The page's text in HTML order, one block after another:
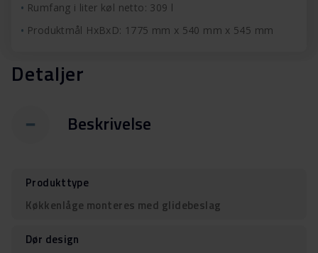
Rumfang i liter køl netto: 309 l
Produktmål HxBxD: 1775 mm x 540 mm x 545 mm
Detaljer
Beskrivelse
Produkttype
Køkkenlåge monteres med glidebeslag
Dør design